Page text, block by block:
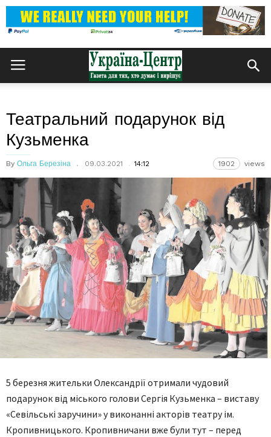
Театральний подарунок від
Кузьменка
By Ольга Березіна 09.03.2021 14:12 1902 views
5 березня жительки Олександрії отримали чудовий
подарунок від міського голови Сергія Кузьменка – виставу
«Севільські заручини» у виконанні акторів театру ім.
Кропивницького. Кропивничани вже були тут – перед